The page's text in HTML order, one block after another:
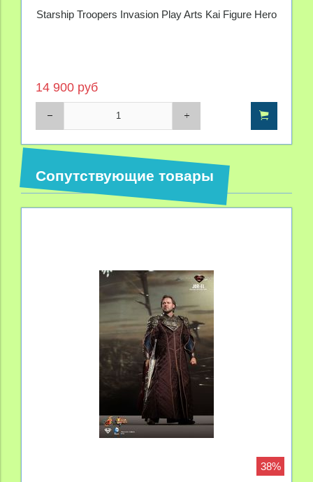
Starship Troopers Invasion Play Arts Kai Figure Hero
14 900 руб
Сопутствующие товары
38%